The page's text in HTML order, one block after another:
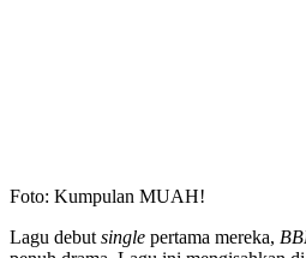
Foto: Kumpulan MUAH!
Lagu debut single pertama mereka,